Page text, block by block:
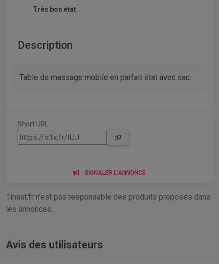
Très bon état
Description
Table de massage mobile en parfait état avec sac.
Short URL:
SIGNALER L'ANNONCE
Tinast.fr n'est pas responsable des produits proposés dans
les annonces.
Avis des utilisateurs